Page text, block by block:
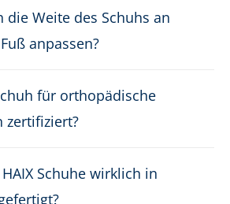
hoch
O2, O6
die Weite des Schuhs an
anpassen?
für orthopädische
zertifiziert?
Schuhe wirklich in